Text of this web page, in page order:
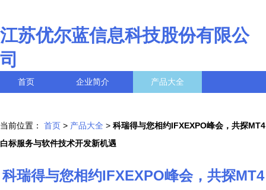
江苏优尔蓝信息科技股份有限公
司
首页 企业简介 产品大全
当前位置： 首页 > 产品大全 > 科瑞得与您相约IFXEXPO峰会，共探MT4
白标服务与软件技术开发新机遇
科瑞得与您相约IFXEXPO峰会，共探MT4